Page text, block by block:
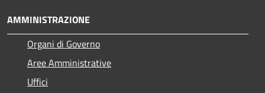
AMMINISTRAZIONE
Organi di Governo
Aree Amministrative
Uffici